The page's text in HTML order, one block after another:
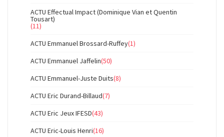
ACTU Effectual Impact (Dominique Vian et Quentin
Tousart)
(11)
ACTU Emmanuel Brossard-Ruffey(1)
ACTU Emmanuel Jaffelin(50)
ACTU Emmanuel-Juste Duits(8)
ACTU Eric Durand-Billaud(7)
ACTU Eric Jeux IFESD(43)
ACTU Eric-Louis Henri(16)